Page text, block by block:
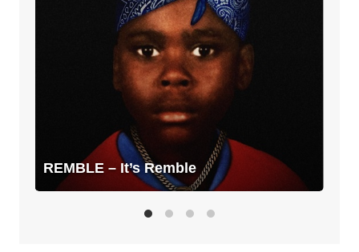
REMBLE – It’s Remble